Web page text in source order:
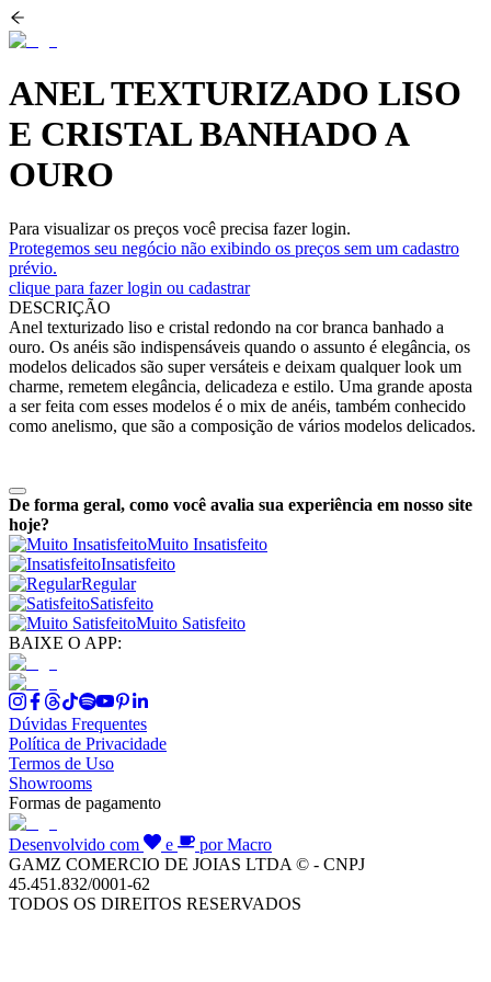
ANEL TEXTURIZADO LISO
E CRISTAL BANHADO A
OURO
Para visualizar os preços você precisa fazer login.
Protegemos seu negócio não exibindo os preços sem um cadastro
prévio.
clique para fazer login ou cadastrar
DESCRIÇÃO
Anel texturizado liso e cristal redondo na cor branca banhado a
ouro. Os anéis são indispensáveis quando o assunto é elegância, os
modelos delicados são super versáteis e deixam qualquer look um
charme, remetem elegância, delicadeza e estilo. Uma grande aposta
a ser feita com esses modelos é o mix de anéis, também conhecido
como anelismo, que são a composição de vários modelos delicados.
De forma geral, como você avalia sua experiência em nosso site
hoje?
Muito Insatisfeito
Insatisfeito
Regular
Satisfeito
Muito Satisfeito
BAIXE O APP:
Dúvidas Frequentes
Política de Privacidade
Termos de Uso
Showrooms
Formas de pagamento
Desenvolvido com e
por Macro
GAMZ COMERCIO DE JOIAS LTDA © - CNPJ
45.451.832/0001-62
TODOS OS DIREITOS RESERVADOS